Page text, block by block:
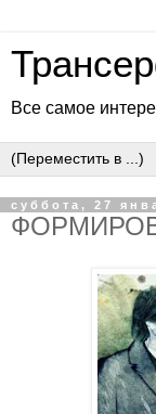
Все самое
суббота, 27